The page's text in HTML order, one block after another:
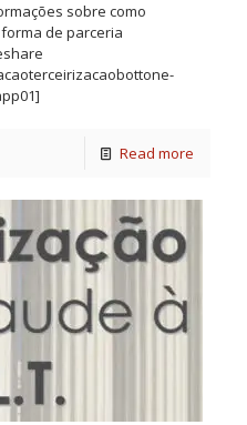
sobre como
de parceria
Read more